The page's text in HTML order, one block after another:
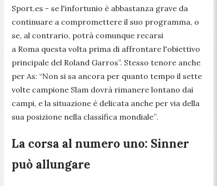
Sport.es - se l'infortunio è abbastanza grave da
continuare a compromettere il suo programma, o
se, al contrario, potrà comunque recarsi
a Roma questa volta prima di affrontare l'obiettivo
principale del Roland Garros”. Stesso tenore anche
per As: “Non si sa ancora per quanto tempo il sette
volte campione Slam dovrà rimanere lontano dai
campi, e la situazione è delicata anche per via della
sua posizione nella classifica mondiale”.
La corsa al numero uno: Sinner
può allungare